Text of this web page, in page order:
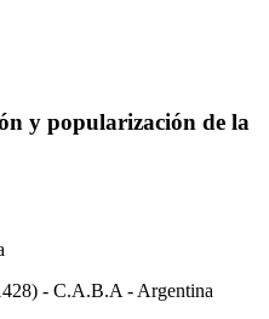
y popularización de la
- C.A.B.A - Argentina